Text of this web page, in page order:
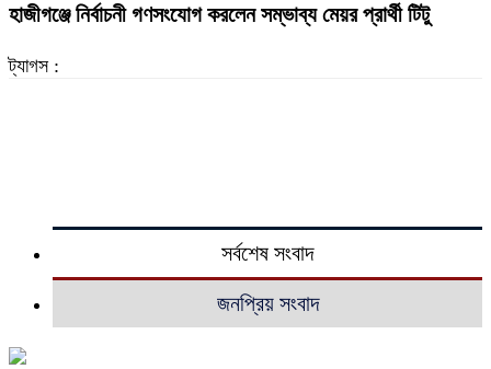
হাজীগঞ্জে নির্বাচনী গণসংযোগ করলেন সম্ভাব্য মেয়র প্রার্থী টিটু
ট্যাগস :
সর্বশেষ সংবাদ
জনপ্রিয় সংবাদ